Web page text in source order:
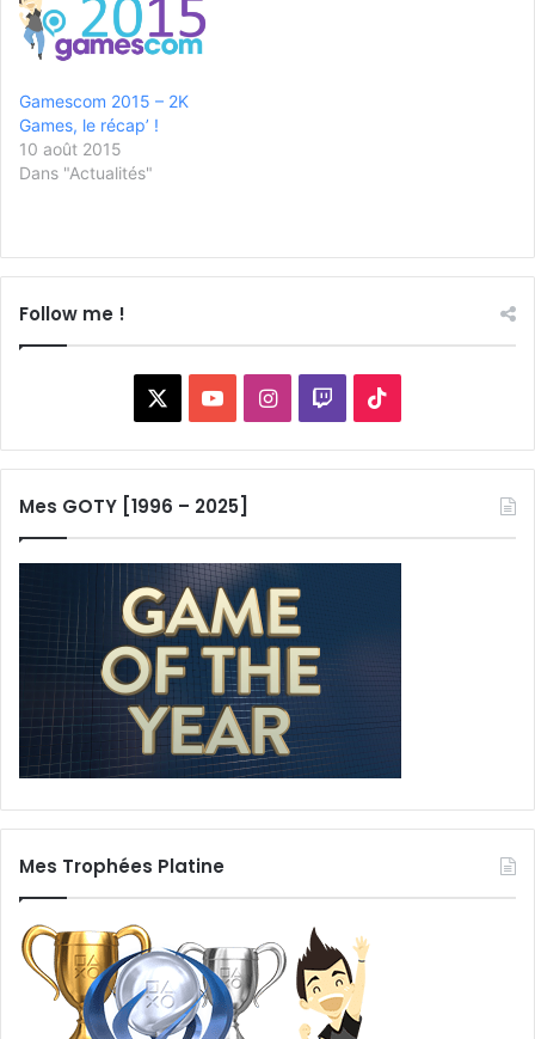
Gamescom 2015 – 2K
Games, le récap’ !
10 août 2015
Dans "Actualités"
Follow me !
YouTubeInstagram
Twitch
Mes GOTY [1996 – 2025]
Mes Trophées Platine